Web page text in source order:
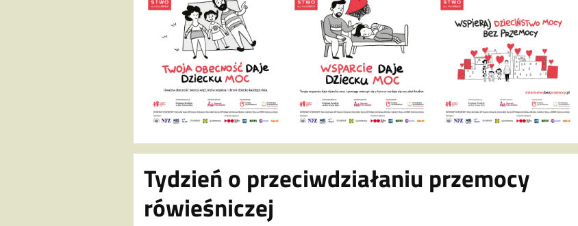
Tydzień o przeciwdziałaniu przemocy
rówieśniczej